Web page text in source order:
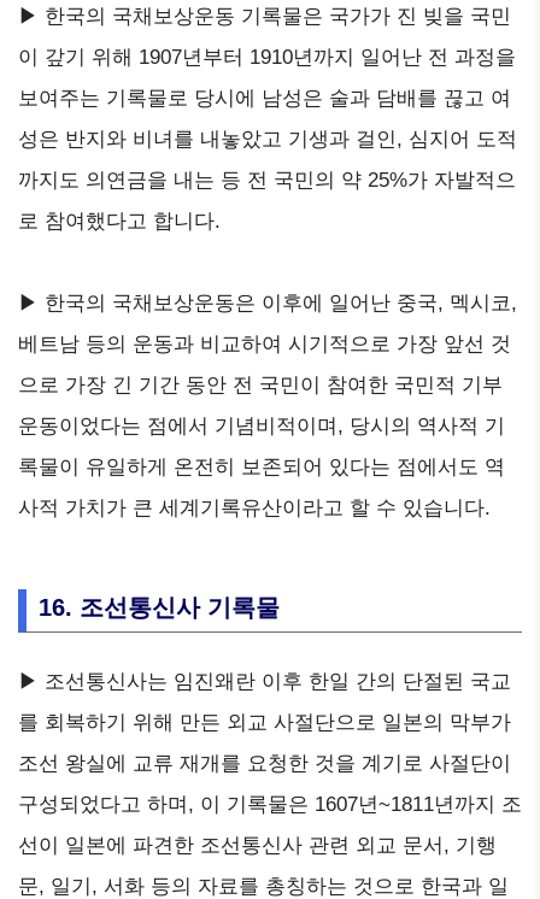
▶ 한국의 국채보상운동 기록물은 국가가 진 빚을 국민
이 갚기 위해 1907년부터 1910년까지 일어난 전 과정을
보여주는 기록물로 당시에 남성은 술과 담배를 끊고 여
성은 반지와 비녀를 내놓았고 기생과 걸인, 심지어 도적
까지도 의연금을 내는 등 전 국민의 약 25%가 자발적으
로 참여했다고 합니다.
▶ 한국의 국채보상운동은 이후에 일어난 중국, 멕시코,
베트남 등의 운동과 비교하여 시기적으로 가장 앞선 것
으로 가장 긴 기간 동안 전 국민이 참여한 국민적 기부
운동이었다는 점에서 기념비적이며, 당시의 역사적 기
록물이 유일하게 온전히 보존되어 있다는 점에서도 역
사적 가치가 큰 세계기록유산이라고 할 수 있습니다.
16. 조선통신사 기록물
▶ 조선통신사는 임진왜란 이후 한일 간의 단절된 국교
를 회복하기 위해 만든 외교 사절단으로 일본의 막부가
조선 왕실에 교류 재개를 요청한 것을 계기로 사절단이
구성되었다고 하며, 이 기록물은 1607년~1811년까지 조
선이 일본에 파견한 조선통신사 관련 외교 문서, 기행
문, 일기, 서화 등의 자료를 총칭하는 것으로 한국과 일